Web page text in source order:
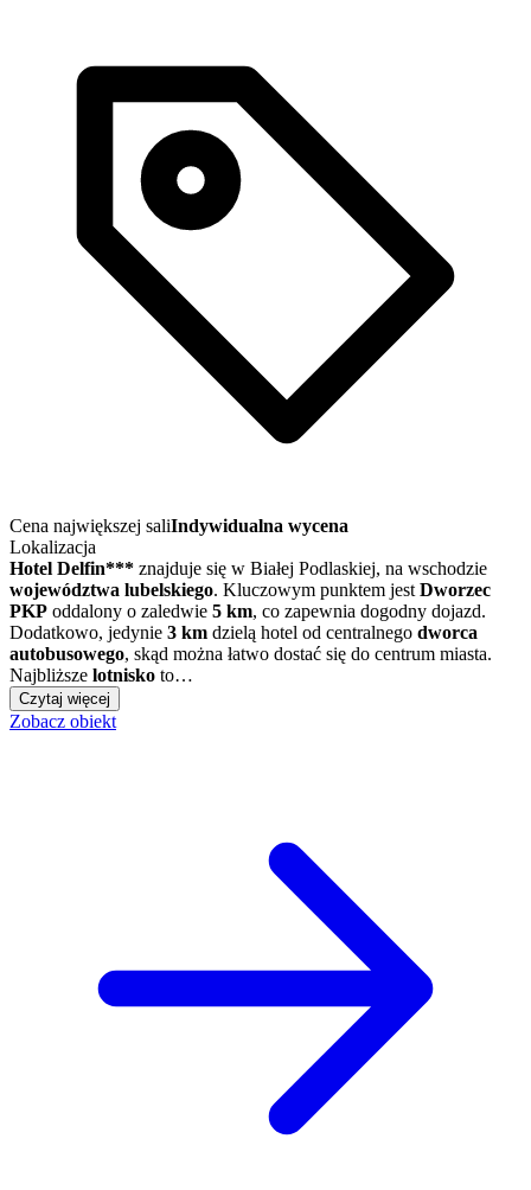
Cena największej saliIndywidualna wycena
Lokalizacja
Hotel Delfin*** znajduje się w Białej Podlaskiej, na wschodzie
województwa lubelskiego. Kluczowym punktem jest Dworzec
PKP oddalony o zaledwie 5 km, co zapewnia dogodny dojazd.
Dodatkowo, jedynie 3 km dzielą hotel od centralnego dworca
autobusowego, skąd można łatwo dostać się do centrum miasta.
Najbliższe lotnisko to…
Czytaj więcej
Zobacz obiekt